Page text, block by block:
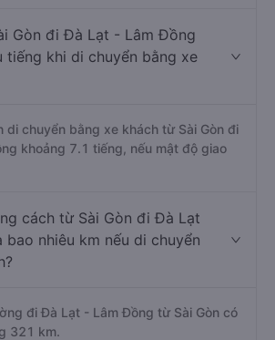
Gòn đi Đà Lạt - Lâm Đồng
tiếng khi di chuyển bằng xe
di chuyển bằng xe khách từ Sài Gòn đi
khoảng 7.1 tiếng, nếu mật độ giao
cách từ Sài Gòn đi Đà Lạt
nhiêu km nếu di chuyển
đi Đà Lạt - Lâm Đồng từ Sài Gòn có
321 km.